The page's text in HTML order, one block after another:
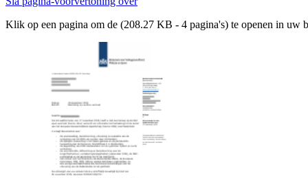
Klik op een pagina om de (208.27 KB - 4 pagina's) te openen in uw